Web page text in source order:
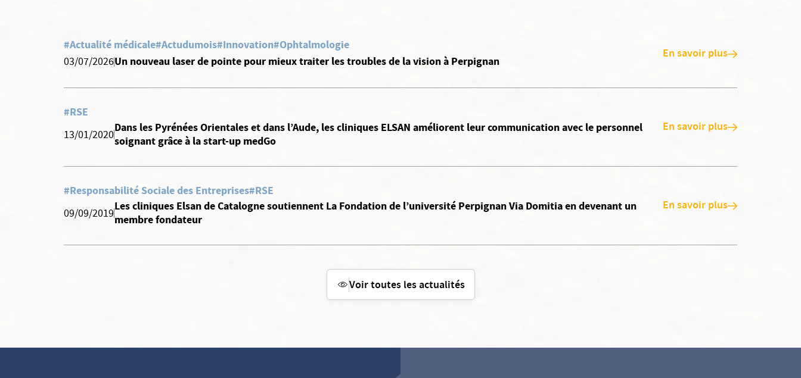
#Actualité médicale#Actudumois#Innovation#Ophtalmologie
03/07/2026Un nouveau laser de pointe pour mieux traiter les troubles de la vision à Perpignan En savoir plus
#RSE
13/01/2020
Dans les Pyrénées Orientales et dans l’Aude, les cliniques ELSAN améliorent leur communication avec le personnel
soignant grâce à la start-up medGo
En savoir plus
#Responsabilité Sociale des Entreprises#RSE
09/09/2019
Les cliniques Elsan de Catalogne soutiennent La Fondation de l’université Perpignan Via Domitia en devenant un
membre fondateur
En savoir plus
Voir toutes les actualités